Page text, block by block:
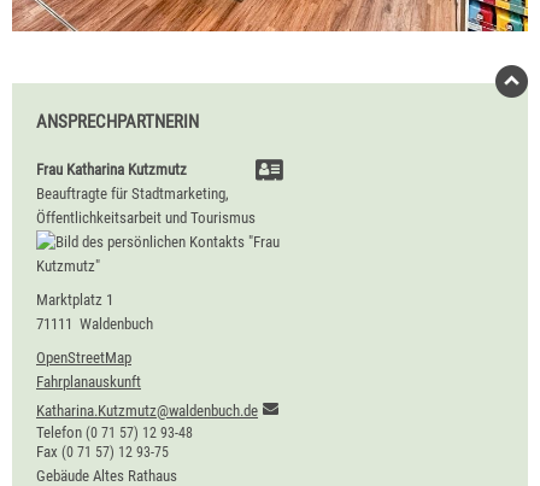
ANSPRECHPARTNERIN
Frau Katharina Kutzmutz
Beauftragte für Stadtmarketing,
Öffentlichkeitsarbeit und Tourismus
Marktplatz 1
71111 Waldenbuch
OpenStreetMap
Fahrplanauskunft
Katharina.Kutzmutz@waldenbuch.de
Telefon (0 71 57) 12 93-48
Fax (0 71 57) 12 93-75
Gebäude Altes Rathaus